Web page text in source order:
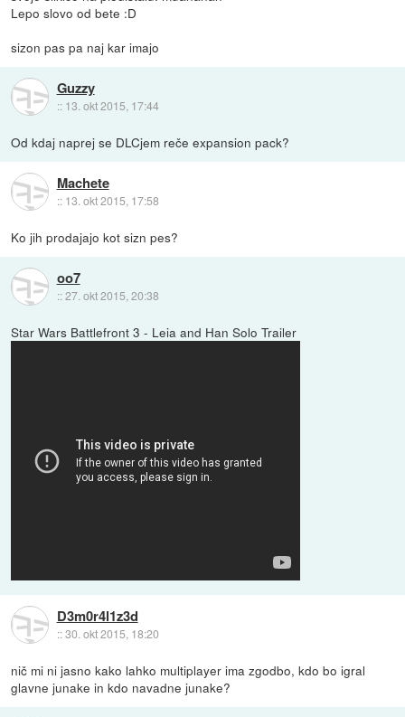
Lepo slovo od bete :D
sizon pas pa naj kar imajo
Guzzy
:: 13. okt 2015, 17:44
Od kdaj naprej se DLCjem reče expansion pack?
Machete
:: 13. okt 2015, 17:58
Ko jih prodajajo kot sizn pes?
oo7
::27. okt 2015, 20:38
Star Wars Battlefront 3 - Leia and Han Solo Trailer
D3m0r4l1z3d
::30. okt 2015, 18:20
nič mi ni jasno kako lahko multiplayer ima zgodbo, kdo bo igral
glavne junake in kdo navadne junake?